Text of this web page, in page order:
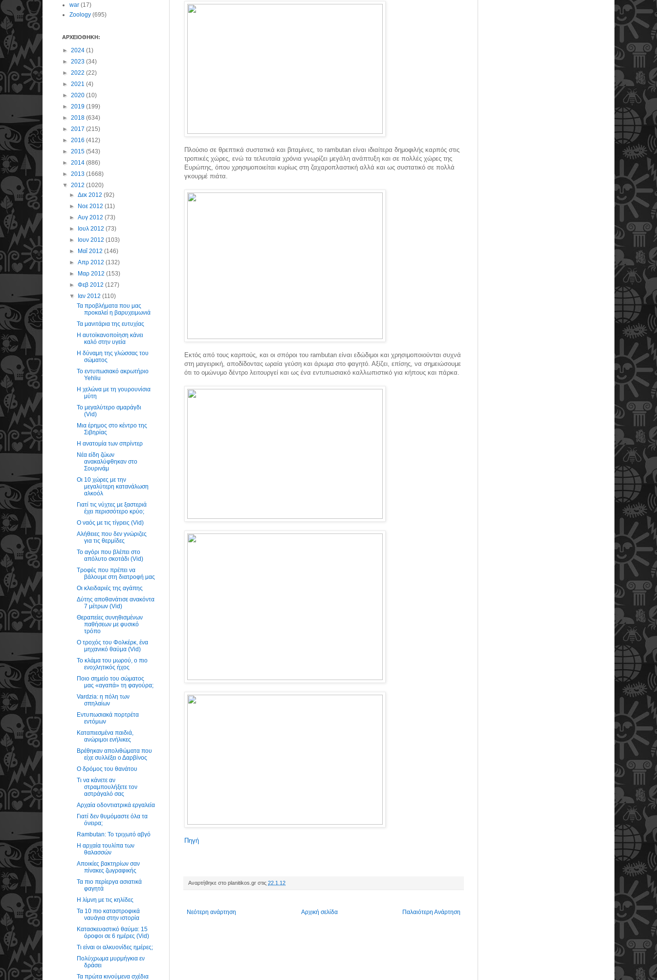
Πλούσιο σε θρεπτικά συστατικά και βιταμίνες, το rambutan είναι ιδιαίτερα δημοφιλής καρπός στις
τροπικές χώρες, ενώ τα τελευταία χρόνια γνωρίζει μεγάλη ανάπτυξη και σε πολλές χώρες της
Ευρώπης, όπου χρησιμοποιείται κυρίως στη ζαχαροπλαστική αλλά και ως συστατικό σε πολλά
γκουρμέ πιάτα.
Εκτός από τους καρπούς, και οι σπόροι του rambutan είναι εδώδιμοι και χρησιμοποιούνται συχνά
στη μαγειρική, αποδίδοντας ωραία γεύση και άρωμα στο φαγητό. Αξίζει, επίσης, να σημειώσουμε
ότι το ομώνυμο δέντρο λειτουργεί και ως ένα εντυπωσιακό καλλωπιστικό για κήπους και πάρκα.
Πηγή
Αναρτήθηκε στο planitikos.gr στις 22.1.12
Νεότερη ανάρτηση Παλαιότερη Ανάρτηση
Αρχική σελίδα
war (17)
Zoology (695)
ΑΡΧΕΙΟΘΗΚΗ:
► 2024 (1)
► 2023 (34)
► 2022 (22)
► 2021 (4)
► 2020 (10)
► 2019 (199)
► 2018 (634)
► 2017 (215)
► 2016 (412)
► 2015 (543)
► 2014 (886)
► 2013 (1668)
▼ 2012 (1020)
►Δεκ 2012(92)
► Νοε 2012(11)
►Αυγ 2012(73)
► Ιουλ 2012(73)
► Ιουν 2012(103)
► Μαΐ 2012(146)
►Απρ 2012(132)
► Μαρ 2012(153)
►Φεβ 2012(127)
▼ Ιαν 2012(110)
Τα προβλήματα που μας
προκαλεί η βαρυχειμωνιά
Τα μανιτάρια της ευτυχίας
Η αυτοϊκανοποίηση κάνει
καλό στην υγεία
Η δύναμη της γλώσσας του
σώματος
Το εντυπωσιακό ακρωτήριο
Yehliu
Η χελώνα με τη γουρουνίσια
μύτη
Το μεγαλύτερο σμαράγδι
(Vid)
Μια έρημος στο κέντρο της
Σιβηρίας
Η ανατομία των σπρίντερ
Νέα είδη ζώων
ανακαλύφθηκαν στο
Σουρινάμ
Οι 10 χώρες με την
μεγαλύτερη κατανάλωση
αλκοόλ
Γιατί τις νύχτες με ξαστεριά
έχει περισσότερο κρύο;
Ο ναός με τις τίγρεις (Vid)
Αλήθειες που δεν γνώριζες
για τις θερμίδες
Το αγόρι που βλέπει στο
απόλυτο σκοτάδι (Vid)
Τροφές που πρέπει να
βάλουμε στη διατροφή μας
Οι κλειδαριές της αγάπης
Δύτης αποθανάτισε ανακόντα
7 μέτρων (Vid)
Θεραπείες συνηθισμένων
παθήσεων με φυσικό
τρόπο
Ο τροχός του Φολκέρκ, ένα
μηχανικό θαύμα (Vid)
Το κλάμα του μωρού, ο πιο
ενοχλητικός ήχος
Ποιο σημείο του σώματος
μας «αγαπά» τη φαγούρα;
Vardzia: η πόλη των
σπηλαίων
Εντυπωσιακά πορτρέτα
εντόμων
Καταπιεσμένα παιδιά,
ανώριμοι ενήλικες
Βρέθηκαν απολιθώματα που
είχε συλλέξει ο Δαρβίνος
Ο δρόμος του θανάτου
Τι να κάνετε αν
στραμπουλήξετε τον
αστράγαλό σας
Αρχαία οδοντιατρικά εργαλεία
Γιατί δεν θυμόμαστε όλα τα
όνειρα;
Rambutan: Το τριχωτό αβγό
Η αρχαία τουλίπα των
θαλασσών
Αποικίες βακτηρίων σαν
πίνακες ζωγραφικής
Τα πιο περίεργα ασιατικά
φαγητά
Η λίμνη με τις κηλίδες
Τα 10 πιο καταστροφικά
ναυάγια στην ιστορία
Κατασκευαστικό θαύμα: 15
όροφοι σε 6 ημέρες (Vid)
Τι είναι οι αλκυονίδες ημέρες;
Πολύχρωμα μυρμήγκια εν
δράσει
Τα πρώτα κινούμενα σχέδια